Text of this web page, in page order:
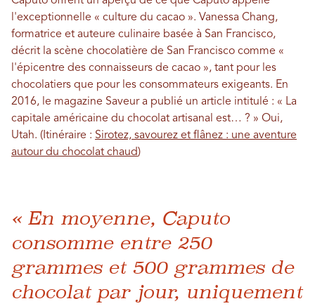
l'exceptionnelle « culture du cacao ». Vanessa Chang,
formatrice et auteure culinaire basée à San Francisco,
décrit la scène chocolatière de San Francisco comme «
l'épicentre des connaisseurs de cacao », tant pour les
chocolatiers que pour les consommateurs exigeants. En
2016, le magazine Saveur a publié un article intitulé : « La
capitale américaine du chocolat artisanal est… ? » Oui,
Utah. (Itinéraire : Sirotez, savourez et flânez : une aventure
autour du chocolat chaud)
« En moyenne, Caputo
consomme entre 250
grammes et 500 grammes de
chocolat par jour, uniquement